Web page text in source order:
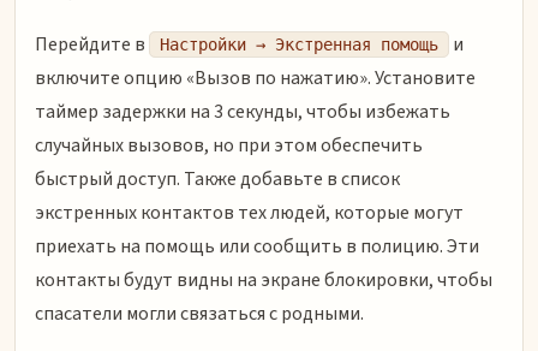
Перейдите в Настройки → Экстренная помощь
и
включите опцию «Вызов по нажатию». Установите
таймер задержки на 3 секунды, чтобы избежать
случайных вызовов, но при этом обеспечить
быстрый доступ. Также добавьте в список
экстренных контактов тех людей, которые могут
приехать на помощь или сообщить в полицию. Эти
контакты будут видны на экране блокировки, чтобы
спасатели могли связаться с родными.